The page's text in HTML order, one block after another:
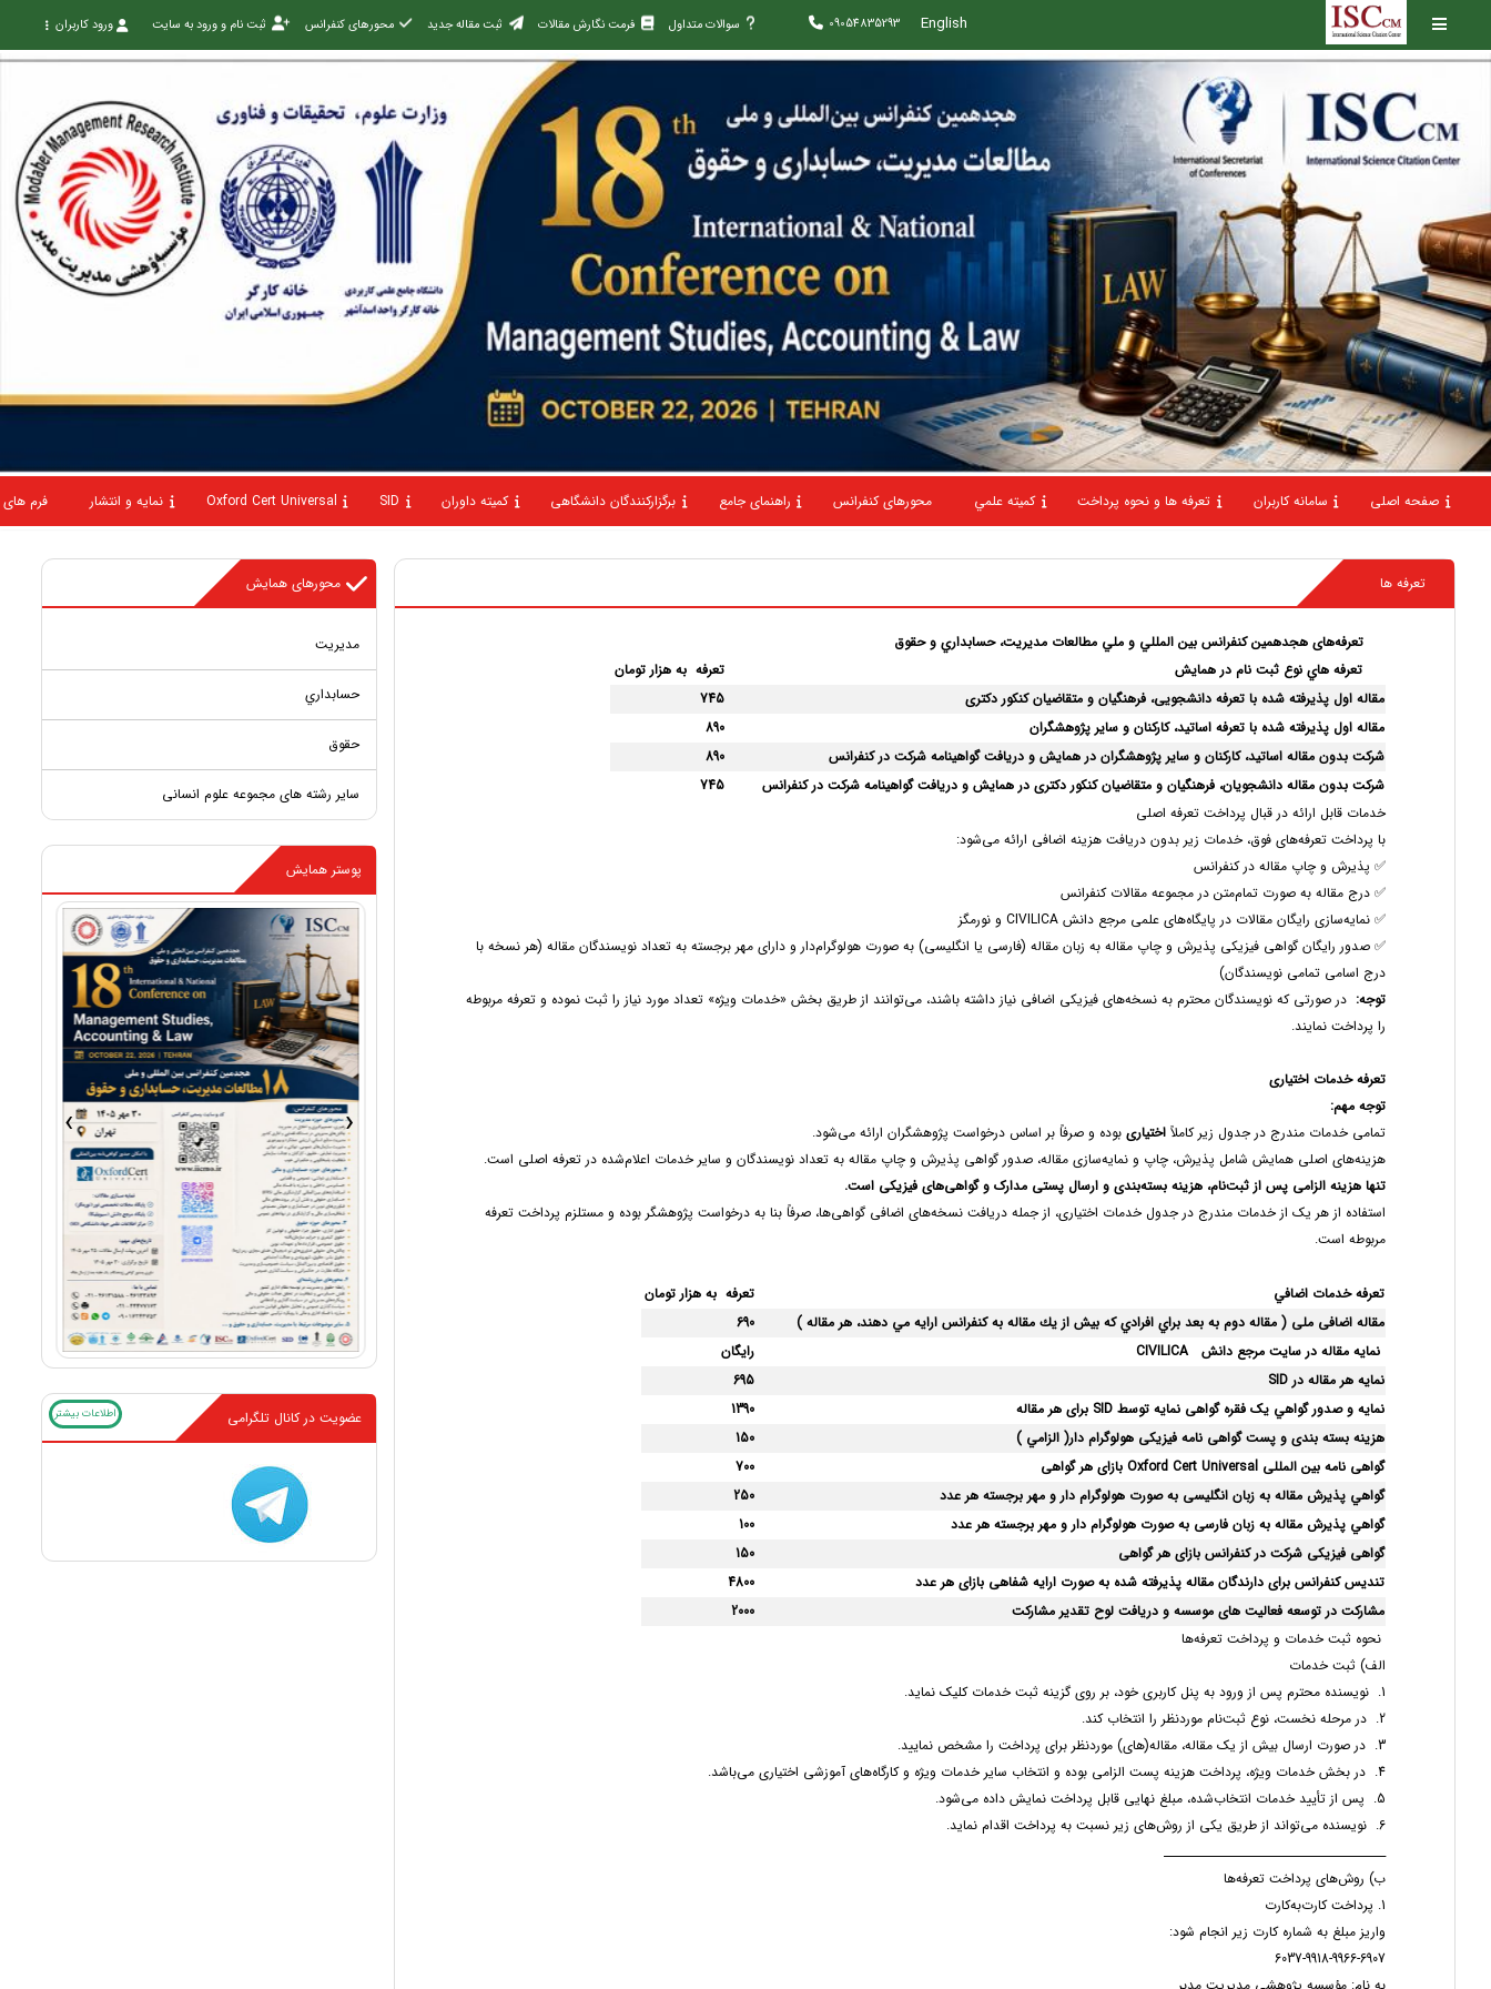
English
09054835293 سوالات متداول فرمت نگارش مقالات ثبت مقاله جدید محورهای کنفرانس ثبت نام و ورود به سایت ورود کاربران
صفحه اصلی سامانه کاربران تعرفه ها و نحوه پرداخت كميته علمي محورهای کنفرانس راهنمای جامع برگزارکنندگان دانشگاهی کمیته داوران SID
Oxford Cert Universal نمایه و انتشار فرم
تعرفه ها
تعرفه‌هایهجدهمین كنفرانس بين المللي و ملي مطالعات مديريت، حسابداري و حقوق
تعرفه هاي نوع ثبت نام در همایش
تعرفه به هزار تومان
مقاله اول پذیرفته شده با تعرفه دانشجویی، فرهنگیان و متقاضیان کنکور دکتری
745
مقاله اول پذیرفته شده با تعرفه اساتید، کارکنان و سایر پژوهشگران
890
شرکت بدون مقاله اساتید، کارکنان و سایر پژوهشگران در همایش و دریافت گواهینامه شرکت در کنفرانس
890
شرکت بدون مقاله دانشجویان، فرهنگیان و متقاضیان کنکور دکتری در همایش و دریافت گواهینامه شرکت در کنفرانس
745
خدمات قابل ارائه در قبال پرداخت تعرفه اصلی
با پرداخت تعرفه‌های فوق، خدمات زیر بدون دریافت هزینه اضافی ارائه می‌شود:
✅ پذیرش و چاپ مقاله در کنفرانس
✅ درج مقاله به صورت تمام‌متن در مجموعه مقالات کنفرانس
✅ نمایه‌سازی رایگان مقالات در پایگاه‌های علمی مرجع دانش CIVILICA و نورمگز
✅ صدور رایگان گواهی فیزیکی پذیرش و چاپ مقاله به زبان مقاله (فارسی یا انگلیسی) به صورت هولوگرام‌دار و دارای مهر برجسته به تعداد نویسندگان مقاله (هر نسخه با
درج اسامی تمامی نویسندگان)
توجه: در صورتی که نویسندگان محترم به نسخه‌های فیزیکی اضافی نیاز داشته باشند، می‌توانند از طریق بخش «خدمات ویژه» تعداد مورد نیاز را ثبت نموده و تعرفه مربوطه
را پرداخت نمایند.
تعرفه خدمات اختیاری
توجه مهم:
تمامی خدمات مندرج در جدول زیر کاملاًاختیاری بوده و صرفاً بر اساس درخواست پژوهشگران ارائه می‌شود.
هزینه‌های اصلی همایش شامل پذیرش، چاپ و نمایه‌سازی مقاله، صدور گواهی پذیرش و چاپ مقاله به تعداد نویسندگان و سایر خدمات اعلام‌شده در تعرفه اصلی است.
تنها هزینه الزامی پس از ثبت‌نام، هزینه بسته‌بندی و ارسال پستی مدارک و گواهی‌های فیزیکی است.
استفاده از هر یک از خدمات مندرج در جدول خدمات اختیاری، از جمله دریافت نسخه‌های اضافی گواهی‌ها، صرفاً بنا به درخواست پژوهشگر بوده و مستلزم پرداخت تعرفه
مربوطه است.
تعرفه خدمات اضافي
تعرفه به هزار تومان
مقاله اضافی ملی( مقاله دوم به بعد براي افرادي كه بيش از يك مقاله به كنفرانس ارايه مي دهند، هر مقاله )
690
نمایه مقاله در سایت مرجع دانش CIVILICA
رایگان
نمایه هر مقاله درSID
695
نمايه و صدور گواهي یک فقره گواهی نمايه توسطSID برای هر مقاله
1390
هزینه بسته بندی و پست گواهی نامه فیزیکی هولوگرام دار( الزامي )
150
گواهی نامه بین المللیOxford Cert Universal بازای هر گواهی
700
گواهي پذیرش مقاله به زبان انگلیسی به صورت هولوگرام دار و مهر برجسته هر عدد
250
گواهي پذیرش مقالهبه زبان فارسیبه صورت هولوگرام دار و مهر برجسته هر عدد
100
گواهی فیزیکی شرکت در کنفرانس بازای هر گواهی
150
تندیس کنفرانس برای دارندگان مقاله پذیرفته شده به صورت ارایه شفاهی بازای هر عدد
4800
مشارکت در توسعه فعالیت های موسسه و دریافت لوح تقدیر مشارکت
2000
نحوه ثبت خدمات و پرداخت تعرفه‌ها
الف) ثبت خدمات
1. نویسنده محترم پس از ورود به پنل کاربری خود، بر روی گزینه ثبت خدمات کلیک نماید.
2. در مرحله نخست، نوع ثبت‌نام موردنظر را انتخاب کند.
3. در صورت ارسال بیش از یک مقاله، مقاله(های) موردنظر برای پرداخت را مشخص نمایید.
4. در بخش خدمات ویژه، پرداخت هزینه پست الزامی بوده و انتخاب سایر خدمات ویژه و کارگاه‌های آموزشی اختیاری می‌باشد.
5. پس از تأیید خدمات انتخاب‌شده، مبلغ نهایی قابل پرداخت نمایش داده می‌شود.
6. نویسنده می‌تواند از طریق یکی از روش‌های زیر نسبت به پرداخت اقدام نماید.
________________________________________
ب) روش‌های پرداخت تعرفه‌ها
1. پرداخت کارت‌به‌کارت
واریز مبلغ به شماره کارت زیر انجام شود:
6037-9918-9966-6907
محورهای همایش
مديريت
حسابداري
حقوق
سایر رشته های مجموعه علوم انسانی
پوستر همایش
› ‹
عضویت در کانال تلگرامی اطلاعات بیشتر